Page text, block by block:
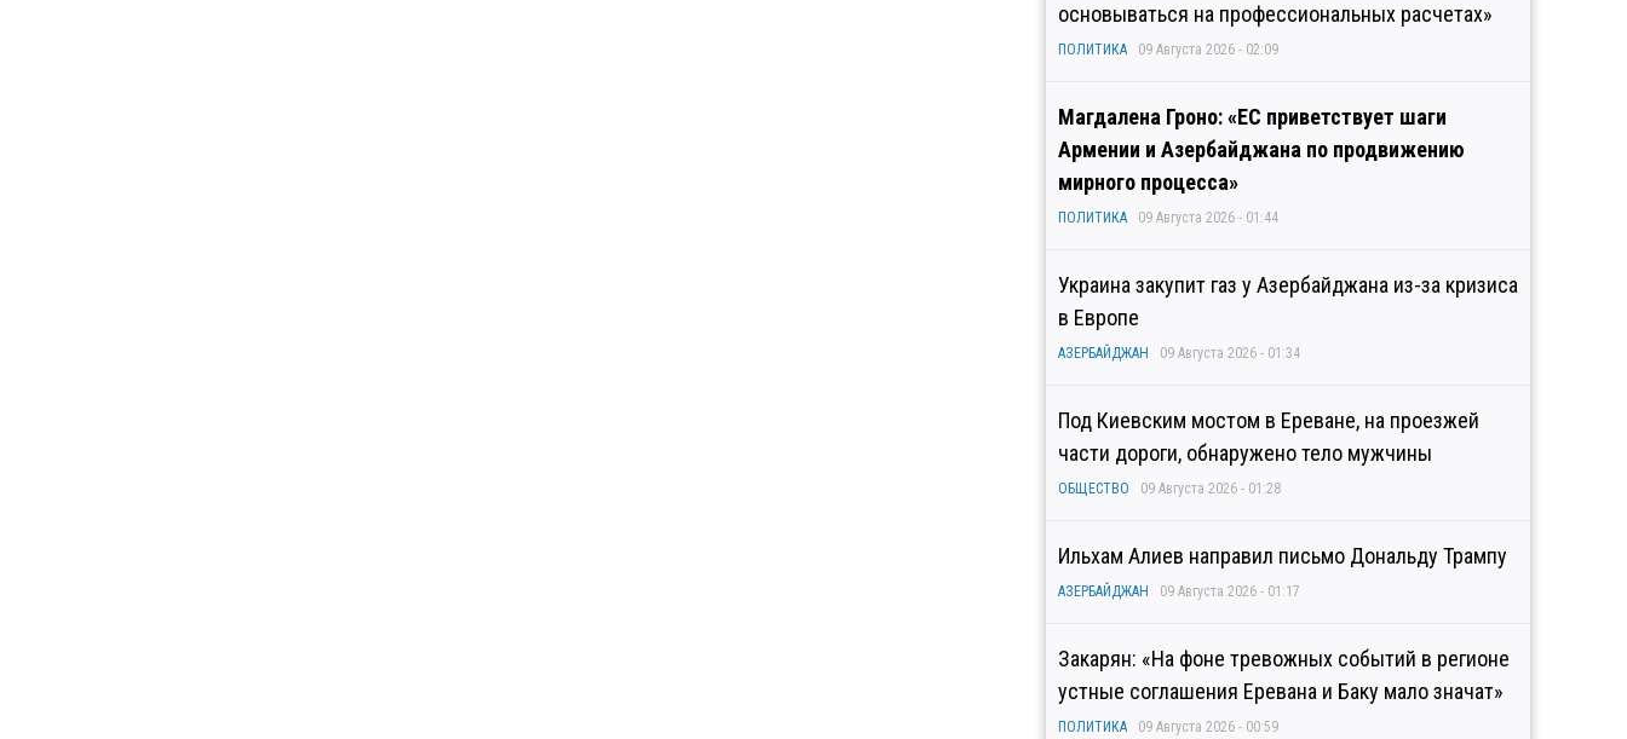
основываться на профессиональных расчетах»
ПОЛИТИКА 09 Августа 2026 - 02:09
Магдалена Гроно: «ЕС приветствует шаги
Армении и Азербайджана по продвижению
мирного процесса»
ПОЛИТИКА 09 Августа 2026 - 01:44
Украина закупит газ у Азербайджана из-за кризиса
в Европе
АЗЕРБАЙДЖАН 09 Августа 2026 - 01:34
Под Киевским мостом в Ереване, на проезжей
части дороги, обнаружено тело мужчины
ОБЩЕСТВО 09 Августа 2026 - 01:28
Ильхам Алиев направил письмо Дональду Трампу
АЗЕРБАЙДЖАН 09 Августа 2026 - 01:17
Закарян: «На фоне тревожных событий в регионе
устные соглашения Еревана и Баку мало значат»
ПОЛИТИКА 09 Августа 2026 - 00:59